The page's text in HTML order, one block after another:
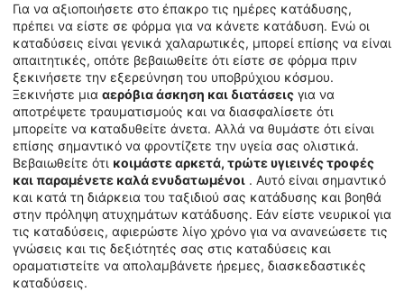
Για να αξιοποιήσετε στο έπακρο τις ημέρες κατάδυσης,
πρέπει να είστε σε φόρμα για να κάνετε κατάδυση. Ενώ οι
καταδύσεις είναι γενικά χαλαρωτικές, μπορεί επίσης να είναι
απαιτητικές, οπότε βεβαιωθείτε ότι είστε σε φόρμα πριν
ξεκινήσετε την εξερεύνηση του υποβρύχιου κόσμου.
Ξεκινήστε μια αερόβια άσκηση και διατάσεις για να
αποτρέψετε τραυματισμούς και να διασφαλίσετε ότι
μπορείτε να καταδυθείτε άνετα. Αλλά να θυμάστε ότι είναι
επίσης σημαντικό να φροντίζετε την υγεία σας ολιστικά.
Βεβαιωθείτε ότι κοιμάστε αρκετά, τρώτε υγιεινές τροφές
και παραμένετε καλά ενυδατωμένοι . Αυτό είναι σημαντικό
και κατά τη διάρκεια του ταξιδιού σας κατάδυσης και βοηθά
στην πρόληψη ατυχημάτων κατάδυσης. Εάν είστε νευρικοί για
τις καταδύσεις, αφιερώστε λίγο χρόνο για να ανανεώσετε τις
γνώσεις και τις δεξιότητές σας στις καταδύσεις και
οραματιστείτε να απολαμβάνετε ήρεμες, διασκεδαστικές
καταδύσεις.